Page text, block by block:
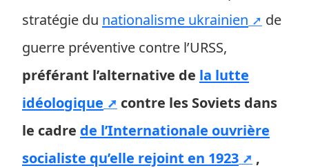
stratégie du nationalisme ukrainien
de
guerre préventive contre l’URSS,
préférant l’alternative de la lutte
idéologique
contre les Soviets dans
le cadre de l’Internationale ouvrière
socialiste qu’elle rejoint en 1923
,